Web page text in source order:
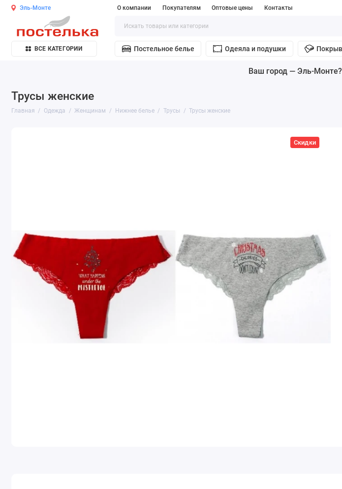
Эль-Монте О компании Покупателям Оптовые цены Контакты
ВСЕ КАТЕГОРИИ Постельное белье Одеяла и подушки
Ваш город — Эль-Монте?
Трусы женские
Главная Одежда Женщинам Нижнее белье Трусы Трусы женские
Скидки